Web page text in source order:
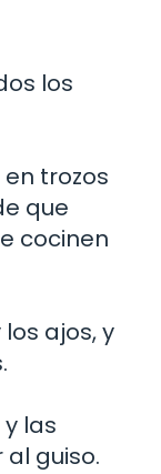
los
trozos
que
cocinen
ajos, y
las
guiso.